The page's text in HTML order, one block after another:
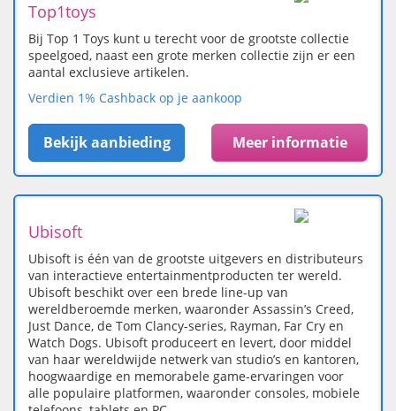
Top1toys
Bij Top 1 Toys kunt u terecht voor de grootste collectie
speelgoed, naast een grote merken collectie zijn er een
aantal exclusieve artikelen.
Verdien 1% Cashback op je aankoop
Bekijk aanbieding Meer informatie
Ubisoft
Ubisoft is één van de grootste uitgevers en distributeurs
van interactieve entertainmentproducten ter wereld.
Ubisoft beschikt over een brede line-up van
wereldberoemde merken, waaronder Assassin’s Creed,
Just Dance, de Tom Clancy-series, Rayman, Far Cry en
Watch Dogs. Ubisoft produceert en levert, door middel
van haar wereldwijde netwerk van studio’s en kantoren,
hoogwaardige en memorabele game-ervaringen voor
alle populaire platformen, waaronder consoles, mobiele